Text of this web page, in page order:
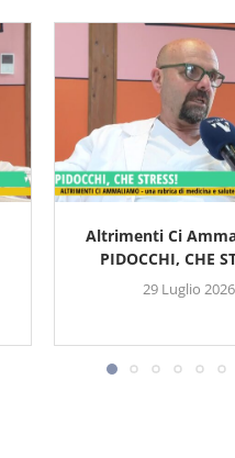
Altrimenti Ci
PIDOCCHI, CHE
29 Luglio 2026